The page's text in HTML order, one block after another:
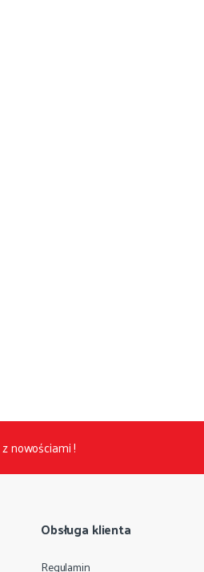
z nowościami !
Obsługa klienta
Regulamin